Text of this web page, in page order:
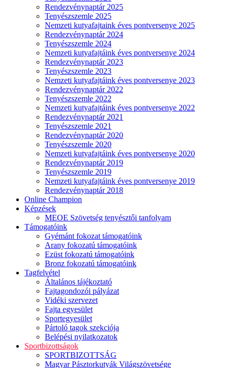
Rendezvénynaptár 2025
Tenyészszemle 2025
Nemzeti kutyafajtaink éves pontversenye 2025
Rendezvénynaptár 2024
Tenyészszemle 2024
Nemzeti kutyafajtáink éves pontversenye 2024
Rendezvénynaptár 2023
Tenyészszemle 2023
Nemzeti kutyafajtáink éves pontversenye 2023
Rendezvénynaptár 2022
Tenyészszemle 2022
Nemzeti kutyafajtáink éves pontversenye 2022
Rendezvénynaptár 2021
Tenyészszemle 2021
Rendezvénynaptár 2020
Tenyészszemle 2020
Nemzeti kutyafajtáink éves pontversenye 2020
Rendezvénynaptár 2019
Tenyészszemle 2019
Nemzeti kutyafajtáink éves pontversenye 2019
Rendezvénynaptár 2018
Online Champion
Képzések
MEOE Szövetség tenyésztői tanfolyam
Támogatóink
Gyémánt fokozat támogatóink
Arany fokozatú támogatóink
Ezüst fokozatú támogatóink
Bronz fokozatú támogatóink
Tagfelvétel
Általános tájékoztató
Fajtagondozói pályázat
Vidéki szervezet
Fajta egyesület
Sportegyesület
Pártoló tagok szekciója
Belépési nyilatkozatok
Sportbizottságok
SPORTBIZOTTSÁG
Magyar Pásztorkutyák Világszövetsége